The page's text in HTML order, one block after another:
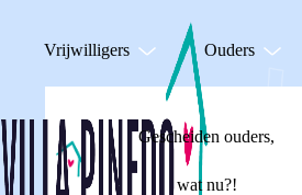
Vrijwilligers Ouders
Gescheiden ouders,
wat nu?!